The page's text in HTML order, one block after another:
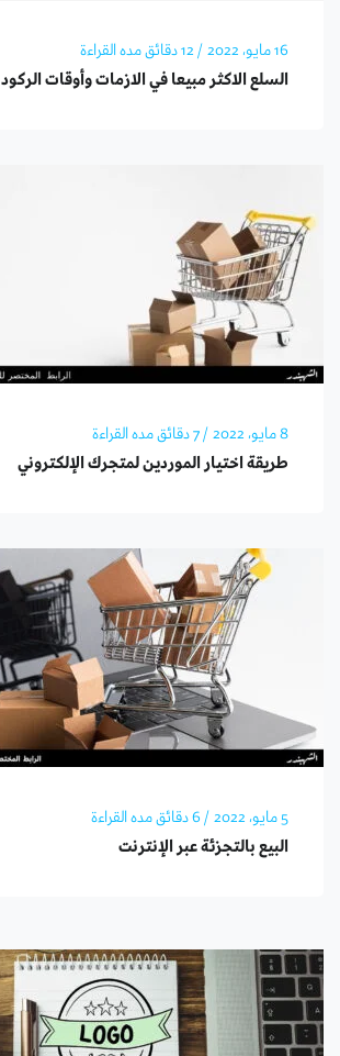
16 مايو، 2022 / 12 دقائق مده القراءة
السلع الاكثر مبيعا في الازمات وأوقات الركود
8 مايو، 2022 / 7 دقائق مده القراءة
طريقة اختيار الموردين لمتجرك الإلكتروني
5 مايو، 2022 / 6 دقائق مده القراءة
البيع بالتجزئة عبر الإنترنت